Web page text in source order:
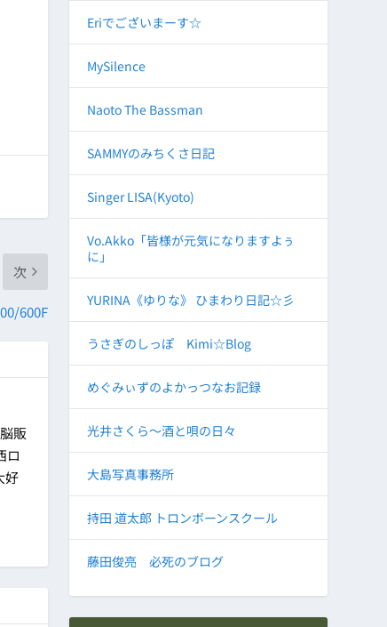
次
600F
販
ロ
好
Eriでございまーす☆
MySilence
Naoto The Bassman
SAMMYのみちくさ日記
Singer LISA(Kyoto)
Vo.Akko「皆様が元気になりますよぅ
に」
YURINA《ゆりな》 ひまわり日記☆彡
うさぎのしっぽ Kimi☆Blog
めぐみぃずのよかっつなお記録
光井さくら～酒と唄の日々
大島写真事務所
持田 道太郎 トロンボーンスクール
藤田俊亮 必死のブログ